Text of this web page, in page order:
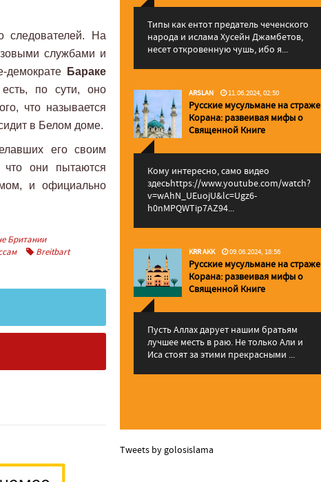
следователей. На
службами и
демократе
Бараке
по сути, оно
что называется
в Белом доме.
его своим
они пытаются
и официально
Британии
Breitbart
Типы как ентот предатель чеченского
народа и ислама Хусейн Джамбетов,
несет откровенную чушь, ибо я...
ARSLAN 11.06.2024, 02:50
Русские мусульмане на страже
Корана: pазвеивая мифы о
Священной Книге
Кому интересно, само видео
здесьhttps://www.youtube.com/watch?
v=wAhN_UEuojU&lc=Ugz6-
h0nMPQWTip7AZ94...
KRR AKK 09.06.2024, 18:56
Русские мусульмане на страже
Корана: pазвеивая мифы о
Священной Книге
Пусть Аллах дарует нашим братьям
лучшее месть в раю. Не только Али и
Иса стоят за этими прекрасными ...
Tweets by golosislama